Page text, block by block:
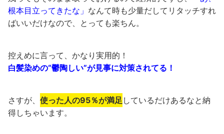
根本目立ってきたな」 なんて時も少量だしてリタッチすれ
ばいいだけなので、とっても楽ちん。
控えめに言って、かなり実用的！
白髪染めの“鬱陶しい”が見事に対策されてる！
さすが、 使った人の95％が満足 しているだけあるなと納
得しちゃいます。